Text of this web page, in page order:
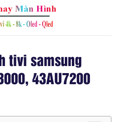
tivi samsung
43AU7200